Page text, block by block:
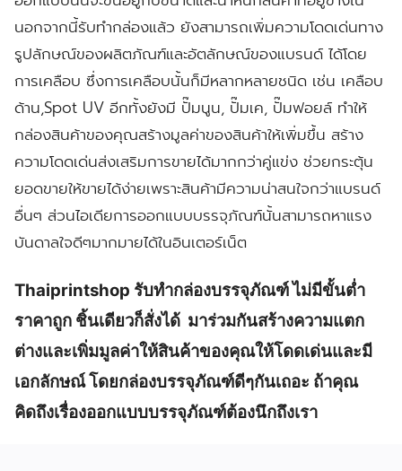
นอกจากนี้รับทำกล่องแล้ว ยังสามารถเพิ่มความโดดเด่นทาง
รูปลักษณ์ของผลิตภัณฑ์และอัตลักษณ์ของแบรนด์ ได้โดย
การเคลือบ ซึ่งการเคลือบนั้นก็มีหลากหลายชนิด เช่น เคลือบ
ด้าน,Spot UV อีกทั้งยังมี ปั๊มนูน, ปั๊มเค, ปั๊มฟอยล์ ทำให้
กล่องสินค้าของคุณสร้างมูลค่าของสินค้าให้เพิ่มขึ้น สร้าง
ความโดดเด่นส่งเสริมการขายได้มากกว่าคู่แข่ง ช่วยกระตุ้น
ยอดขายให้ขายได้ง่ายเพราะสินค้ามีความน่าสนใจกว่าแบรนด์
อื่นๆ ส่วนไอเดียการออกแบบบรรจุภัณฑ์นั้นสามารถหาแรง
บันดาลใจดีๆมากมายได้ในอินเตอร์เน็ต
Thaiprintshop รับทำกล่องบรรจุภัณฑ์ไม่มีขั้นต่ำ
ราคาถูก ชิ้นเดียวก็สั่งได้ มาร่วมกันสร้างความแตก
ต่างและเพิ่มมูลค่าให้สินค้าของคุณให้โดดเด่นและมี
เอกลักษณ์โดยกล่องบรรจุภัณฑ์ดีๆกันเถอะ ถ้าคุณ
คิดถึงเรื่องออกแบบบรรจุภัณฑ์ต้องนึกถึงเรา